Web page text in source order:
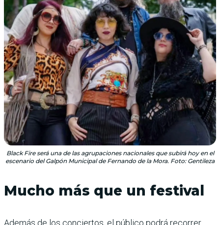
Black Fire será una de las agrupaciones nacionales que subirá hoy en el
escenario del Galpón Municipal de Fernando de la Mora. Foto: Gentileza
Mucho más que un festival
Además de los conciertos, el público podrá recorrer